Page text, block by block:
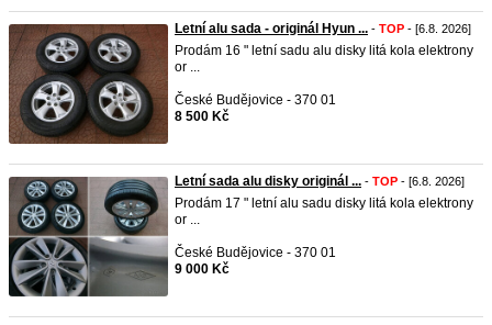
Letní alu sada - originál Hyun ... - TOP - [6.8. 2026]
Prodám 16 " letní sadu alu disky litá kola elektrony
or ...
České Budějovice - 370 01
8 500 Kč
Letní sada alu disky originál ... - TOP - [6.8. 2026]
Prodám 17 " letní alu sadu disky litá kola elektrony
or ...
České Budějovice - 370 01
9 000 Kč